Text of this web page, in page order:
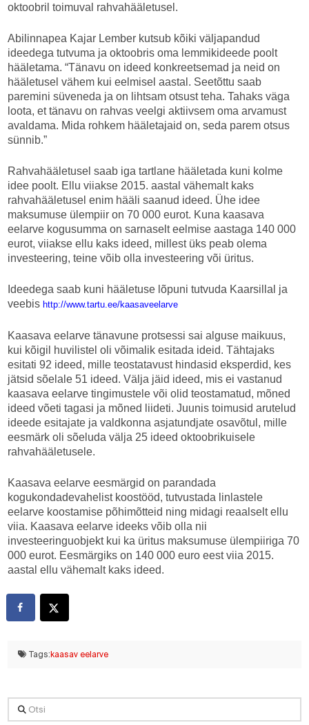
oktoobril toimuval rahvahääletusel.
Abilinnapea Kajar Lember kutsub kõiki väljapandud
ideedega tutvuma ja oktoobris oma lemmikideede poolt
hääletama. “Tänavu on ideed konkreetsemad ja neid on
hääletusel vähem kui eelmisel aastal. Seetõttu saab
paremini süveneda ja on lihtsam otsust teha. Tahaks väga
loota, et tänavu on rahvas veelgi aktiivsem oma arvamust
avaldama. Mida rohkem hääletajaid on, seda parem otsus
sünnib.”
Rahvahääletusel saab iga tartlane hääletada kuni kolme
idee poolt. Ellu viiakse 2015. aastal vähemalt kaks
rahvahääletusel enim hääli saanud ideed. Ühe idee
maksumuse ülempiir on 70 000 eurot. Kuna kaasava
eelarve kogusumma on sarnaselt eelmise aastaga 140 000
eurot, viiakse ellu kaks ideed, millest üks peab olema
investeering, teine võib olla investeering või üritus.
Ideedega saab kuni hääletuse lõpuni tutvuda Kaarsillal ja
veebishttp://www.tartu.ee/kaasaveelarve
Kaasava eelarve tänavune protsessi sai alguse maikuus,
kui kõigil huvilistel oli võimalik esitada ideid. Tähtajaks
esitati 92 ideed, mille teostatavust hindasid eksperdid, kes
jätsid sõelale 51 ideed. Välja jäid ideed, mis ei vastanud
kaasava eelarve tingimustele või olid teostamatud, mõned
ideed võeti tagasi ja mõned liideti. Juunis toimusid arutelud
ideede esitajate ja valdkonna asjatundjate osavõtul, mille
eesmärk oli sõeluda välja 25 ideed oktoobrikuisele
rahvahääletusele.
Kaasava eelarve eesmärgid on parandada
kogukondadevahelist koostööd, tutvustada linlastele
eelarve koostamise põhimõtteid ning midagi reaalselt ellu
viia. Kaasava eelarve ideeks võib olla nii
investeeringuobjekt kui ka üritus maksumuse ülempiiriga 70
000 eurot. Eesmärgiks on 140 000 euro eest viia 2015.
aastal ellu vähemalt kaks ideed.
Tags: kaasav eelarve
Otsi